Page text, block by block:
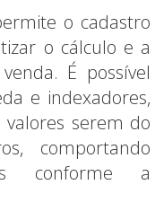
o cadastro
o cálculo e a
É possível
e indexadores,
valores serem do
comportando
conforme a